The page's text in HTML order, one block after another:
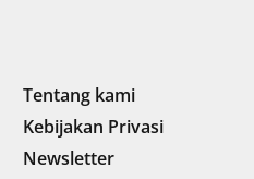
Tentang kami
Kebijakan Privasi
Newsletter